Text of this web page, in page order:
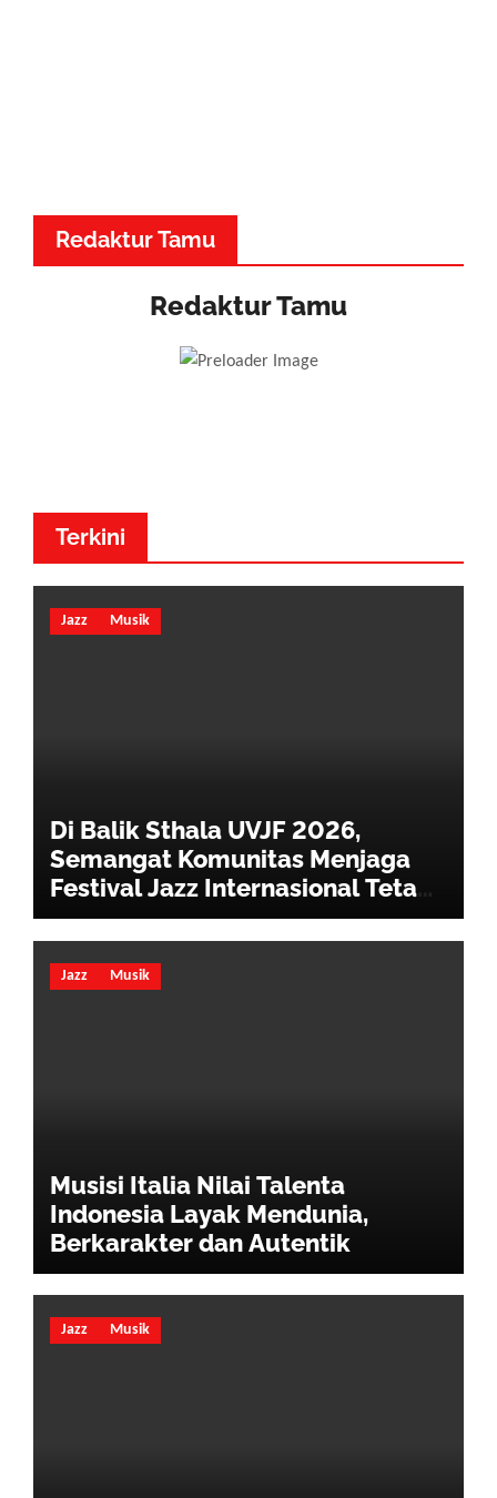
Redaktur Tamu
Redaktur Tamu
Terkini
Jazz Musik
Di Balik Sthala UVJF 2026,
Semangat Komunitas Menjaga
Festival Jazz Internasional Tetap
Hidup
Jazz Musik
Musisi Italia Nilai Talenta
Indonesia Layak Mendunia,
Berkarakter dan Autentik
Jazz Musik